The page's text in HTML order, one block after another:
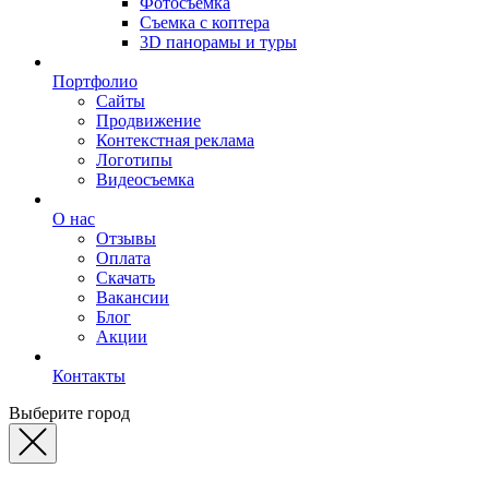
Съемка с коптера
3D панорамы и туры
Портфолио
Сайты
Продвижение
Контекстная реклама
Логотипы
Видеосъемка
О нас
Отзывы
Оплата
Скачать
Вакансии
Блог
Акции
Контакты
Выберите город